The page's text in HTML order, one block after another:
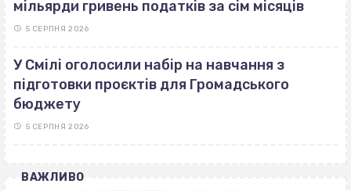
мільярди гривень податків за сім місяців
5 СЕРПНЯ 2026
У Смілі оголосили набір на навчання з
підготовки проєктів для Громадського
бюджету
5 СЕРПНЯ 2026
ВАЖЛИВО